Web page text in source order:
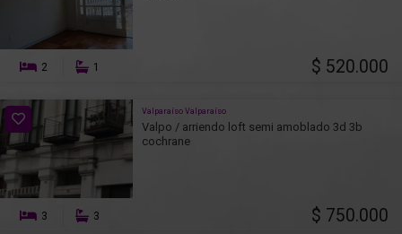
2 1 $ 520.000
Valparaíso Valparaíso
Valpo / arriendo loft semi amoblado 3d 3b
cochrane
3 3 $ 750.000